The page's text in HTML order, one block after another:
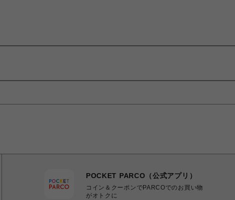
POCKET PARCO（公式アプリ）
コイン＆クーポンでPARCOでのお買い物
がオトクに